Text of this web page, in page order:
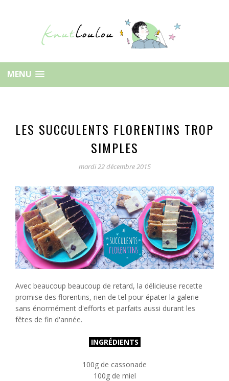
MENU
LES SUCCULENTS FLORENTINS TROP
SIMPLES
mardi 22 décembre 2015
Avec beaucoup beaucoup de retard, la délicieuse recette
promise des florentins, rien de tel pour épater la galerie
sans énormément d'efforts et parfaits aussi durant les
fêtes de fin d'année.
INGRÉDIENTS
100g de cassonade
100g de miel